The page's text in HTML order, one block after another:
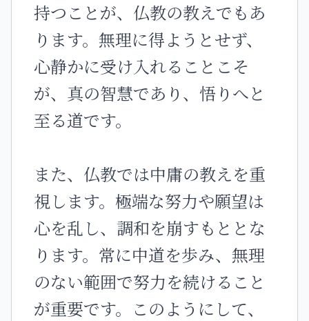
持つことが、仏教の教えでもあ
ります。無理に得ようとせず、
心静かに受け入れることこそ
が、真の智慧であり、悟りへと
至る道です。
また、仏教では中庸の教えを重
視します。極端な努力や願望は
心を乱し、調和を崩すもととな
ります。常に中道を歩み、無理
のない範囲で努力を続けること
が重要です。このようにして、